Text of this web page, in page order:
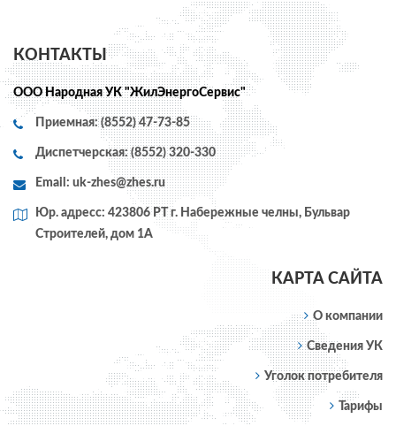
КОНТАКТЫ
ООО Народная УК "ЖилЭнергоСервис"
Приемная: (8552) 47-73-85
Диспетчерская: (8552) 320-330
Email: uk-zhes@zhes.ru
Юр. адресс: 423806 РТ г. Набережные челны, Бульвар
Строителей, дом 1А
КАРТА САЙТА
О компании
Сведения УК
Уголок потребителя
Тарифы